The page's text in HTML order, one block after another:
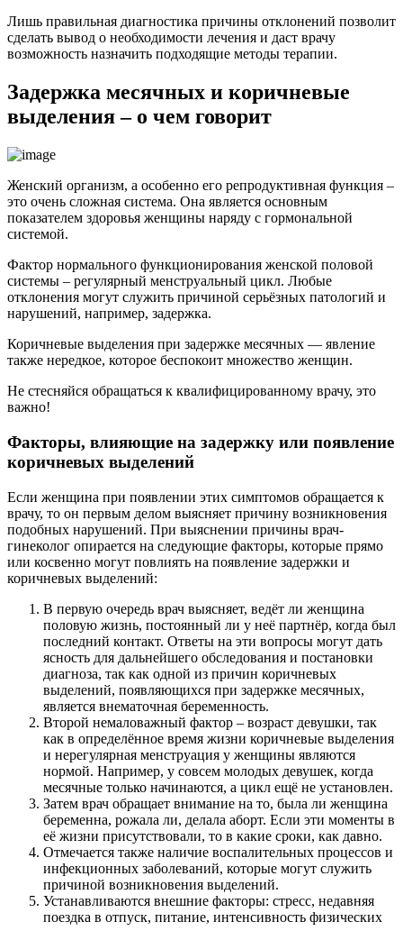
Лишь правильная диагностика причины отклонений позволит
сделать вывод о необходимости лечения и даст врачу
возможность назначить подходящие методы терапии.
Задержка месячных и коричневые
выделения – о чем говорит
Женский организм, а особенно его репродуктивная функция –
это очень сложная система. Она является основным
показателем здоровья женщины наряду с гормональной
системой.
Фактор нормального функционирования женской половой
системы – регулярный менструальный цикл. Любые
отклонения могут служить причиной серьёзных патологий и
нарушений, например, задержка.
Коричневые выделения при задержке месячных — явление
также нередкое, которое беспокоит множество женщин.
Не стесняйся обращаться к квалифицированному врачу, это
важно!
Факторы, влияющие на задержку или появление
коричневых выделений
Если женщина при появлении этих симптомов обращается к
врачу, то он первым делом выясняет причину возникновения
подобных нарушений. При выяснении причины врач-
гинеколог опирается на следующие факторы, которые прямо
или косвенно могут повлиять на появление задержки и
коричневых выделений:
В первую очередь врач выясняет, ведёт ли женщина
половую жизнь, постоянный ли у неё партнёр, когда был
последний контакт. Ответы на эти вопросы могут дать
ясность для дальнейшего обследования и постановки
диагноза, так как одной из причин коричневых
выделений, появляющихся при задержке месячных,
является внематочная беременность.
Второй немаловажный фактор – возраст девушки, так
как в определённое время жизни коричневые выделения
и нерегулярная менструация у женщины являются
нормой. Например, у совсем молодых девушек, когда
месячные только начинаются, а цикл ещё не установлен.
Затем врач обращает внимание на то, была ли женщина
беременна, рожала ли, делала аборт. Если эти моменты в
её жизни присутствовали, то в какие сроки, как давно.
Отмечается также наличие воспалительных процессов и
инфекционных заболеваний, которые могут служить
причиной возникновения выделений.
Устанавливаются внешние факторы: стресс, недавняя
поездка в отпуск, питание, интенсивность физических